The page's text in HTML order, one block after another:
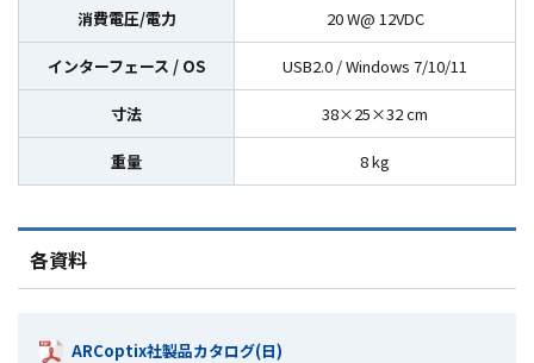
消費電圧/電力 20 W@ 12VDC
インターフェース / OS USB2.0 / Windows 7/10/11
寸法 38×25×32 cm
重量 8 kg
各資料
ARCoptix社製品カタログ(日)